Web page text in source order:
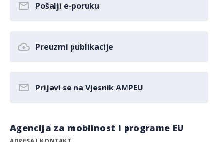
Pošalji e-poruku
Preuzmi publikacije
Prijavi se na Vjesnik AMPEU
Agencija za mobilnost i programe EU